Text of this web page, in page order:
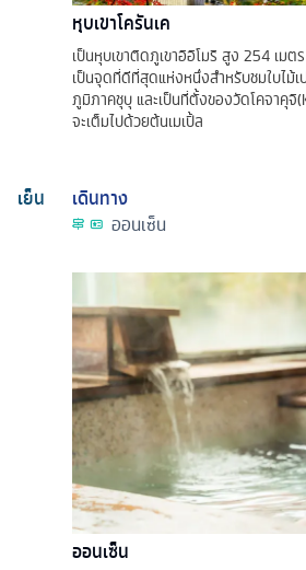
หุบเขาโครันเค
เป็นหุบเขาติดภูเขาอิอิโมริ สูง 254 เมต
เป็นจุดที่ดีที่สุดแห่งหนึ่งสำหรับชมใบไม้
ภูมิภาคชุบุ และเป็นที่ตั้งของวัดโคจาคุ
จะเต็มไปด้วยต้นเมเปิ้ล
เย็น
เดินทาง
ออนเซ็น
ออนเซ็น